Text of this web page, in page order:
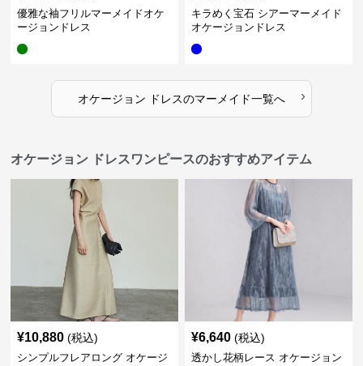
優雅な袖フリルマーメイドオケ
ージョンドレス
キラめく宝石 シアーマーメイド
オケージョンドレス
オケージョン ドレスのマーメイド一覧へ ›
オケージョン ドレスワンピースのおすすめアイテム
¥10,880 (税込)
シンプルフレアロング オケージ
¥6,640 (税込)
透かし花柄レース オケージョン